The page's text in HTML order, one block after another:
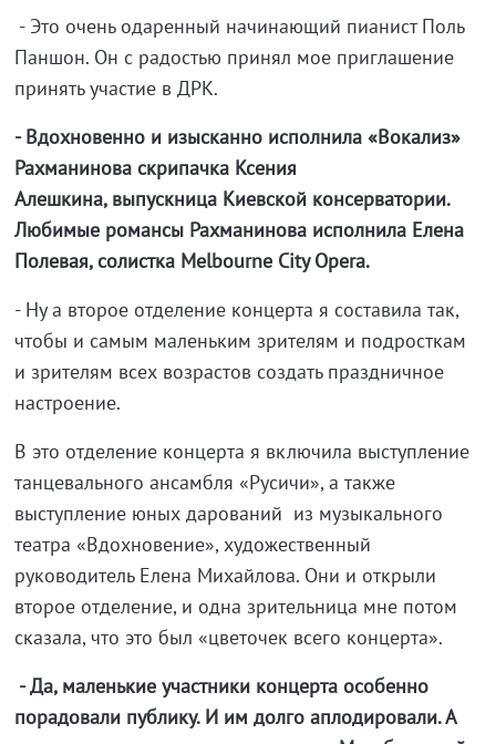
- Это очень одаренный начинающий пианист Поль
Паншон. Он с радостью принял мое приглашение
принять участие в ДРК.
- Вдохновенно и изысканно исполнила «Вокализ»
Рахманинова скрипачка Ксения
Алешкина, выпускница Киевской консерватории.
Любимые романсы Рахманинова исполнила Елена
Полевая, солистка Melbourne City Opera.
- Ну а второе отделение концерта я составила так,
чтобы и самым маленьким зрителям и подросткам
и зрителям всех возрастов создать праздничное
настроение.
В это отделение концерта я включила выступление
танцевального ансамбля «Русичи», а также
выступление юных дарований из музыкального
театра «Вдохновение», художественный
руководитель Елена Михайлова. Они и открыли
второе отделение, и одна зрительница мне потом
сказала, что это был «цветочек всего концерта».
- Да, маленькие участники концерта особенно
порадовали публику. И им долго аплодировали. А